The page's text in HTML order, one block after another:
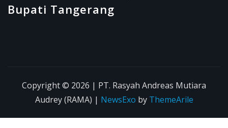
Bupati Tangerang
Copyright © 2026 | PT. Rasyah Andreas Mutiara
Audrey (RAMA) | NewsExo by ThemeArile